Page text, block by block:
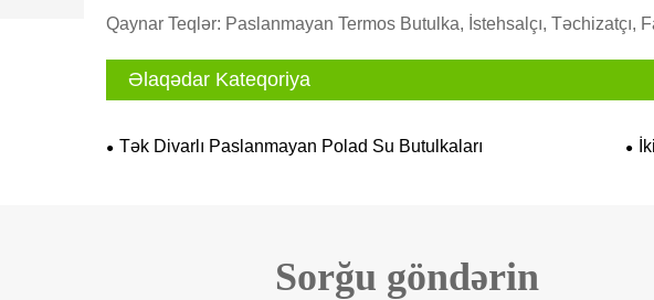
Qaynar Teqlər: Paslanmayan Termos Butulka, İstehsalçı, Təchizatçı,
Əlaqədar Kateqoriya
Tək Divarlı Paslanmayan Polad Su Butulkaları
Sorğu göndərin